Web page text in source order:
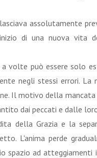
assolutamente
di una nuova vita
volte può essere solo
negli stessi errori. La
Il motivo della mancata
dai peccati e dalle
della Grazia e la
L'anima perde
spazio ad atteggiamenti